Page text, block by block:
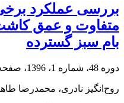
بررسی عملکرد
متفاوت و عمق
بام سبز گسترده
دوره 48، شماره 1، 1396، صفحه
روح‌انگیز نادری، محمدرضا